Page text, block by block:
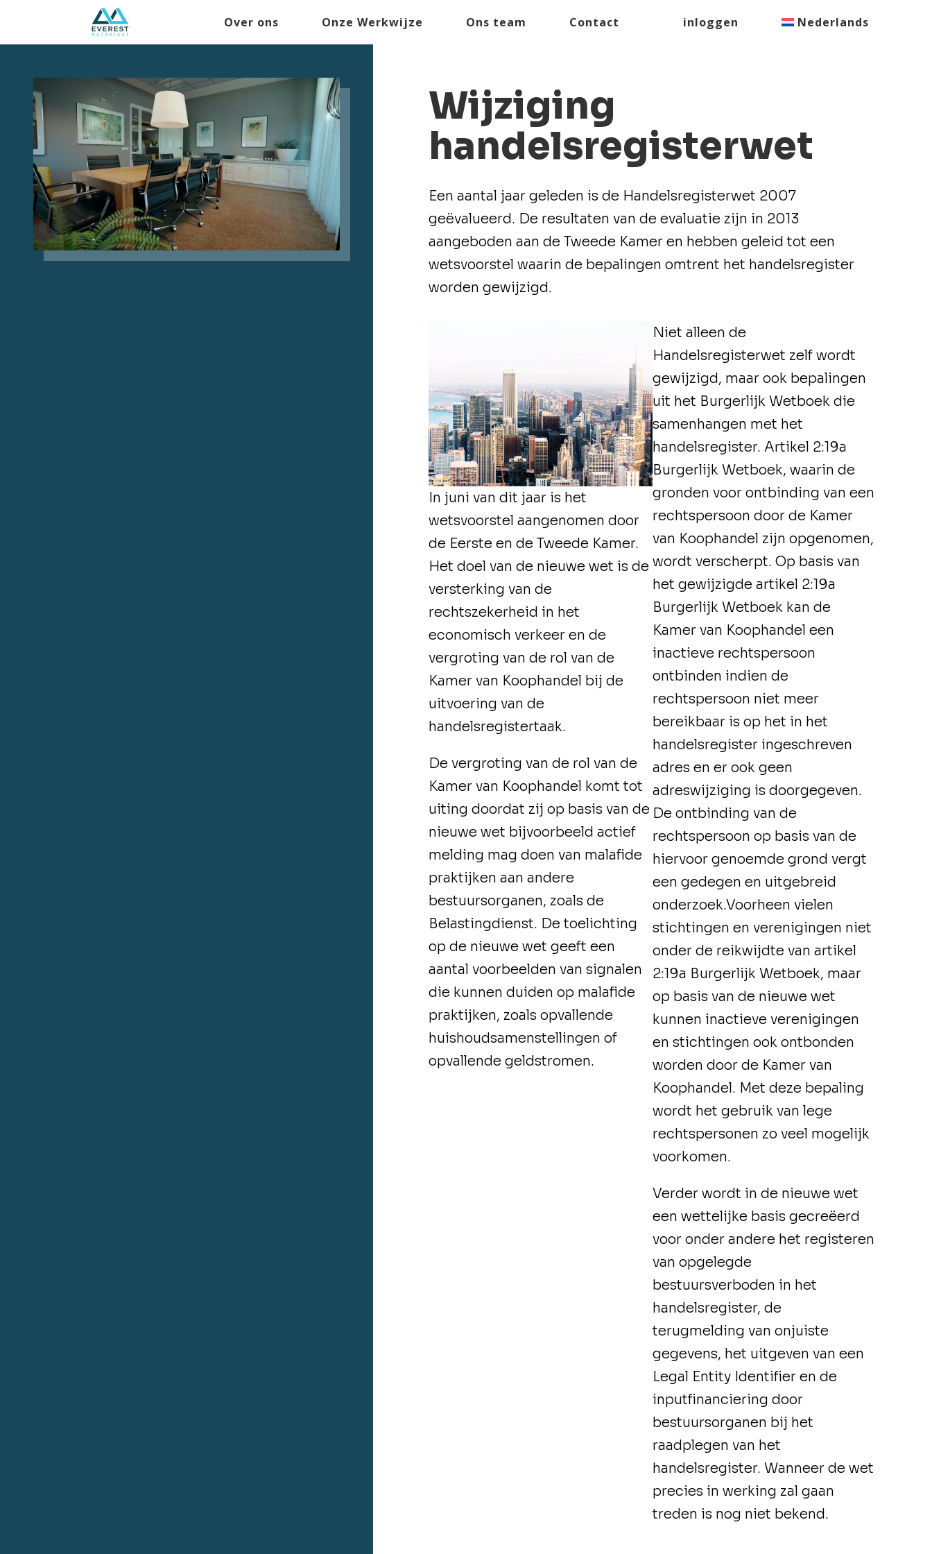
Over ons Onze Werkwijze Ons team Contact inloggen Nederlands
Wijziging
handelsregisterwet
Een aantal jaar geleden is de Handelsregisterwet 2007
geëvalueerd. De resultaten van de evaluatie zijn in 2013
aangeboden aan de Tweede Kamer en hebben geleid tot een
wetsvoorstel waarin de bepalingen omtrent het handelsregister
worden gewijzigd.
In juni van dit jaar is het
wetsvoorstel aangenomen door
de Eerste en de Tweede Kamer.
Het doel van de nieuwe wet is de
versterking van de
rechtszekerheid in het
economisch verkeer en de
vergroting van de rol van de
Kamer van Koophandel bij de
uitvoering van de
handelsregistertaak.
De vergroting van de rol van de
Kamer van Koophandel komt tot
uiting doordat zij op basis van de
nieuwe wet bijvoorbeeld actief
melding mag doen van malafide
praktijken aan andere
bestuursorganen, zoals de
Belastingdienst. De toelichting
op de nieuwe wet geeft een
aantal voorbeelden van signalen
die kunnen duiden op malafide
praktijken, zoals opvallende
huishoudsamenstellingen of
opvallende geldstromen.
Niet alleen de
Handelsregisterwet zelf wordt
gewijzigd, maar ook bepalingen
uit het Burgerlijk Wetboek die
samenhangen met het
handelsregister. Artikel 2:19a
Burgerlijk Wetboek, waarin de
gronden voor ontbinding van een
rechtspersoon door de Kamer
van Koophandel zijn opgenomen,
wordt verscherpt. Op basis van
het gewijzigde artikel 2:19a
Burgerlijk Wetboek kan de
Kamer van Koophandel een
inactieve rechtspersoon
ontbinden indien de
rechtspersoon niet meer
bereikbaar is op het in het
handelsregister ingeschreven
adres en er ook geen
adreswijziging is doorgegeven.
De ontbinding van de
rechtspersoon op basis van de
hiervoor genoemde grond vergt
een gedegen en uitgebreid
onderzoek.Voorheen vielen
stichtingen en verenigingen niet
onder de reikwijdte van artikel
2:19a Burgerlijk Wetboek, maar
op basis van de nieuwe wet
kunnen inactieve verenigingen
en stichtingen ook ontbonden
worden door de Kamer van
Koophandel. Met deze bepaling
wordt het gebruik van lege
rechtspersonen zo veel mogelijk
voorkomen.
Verder wordt in de nieuwe wet
een wettelijke basis gecreëerd
voor onder andere het registeren
van opgelegde
bestuursverboden in het
handelsregister, de
terugmelding van onjuiste
gegevens, het uitgeven van een
Legal Entity Identifier en de
inputfinanciering door
bestuursorganen bij het
raadplegen van het
handelsregister. Wanneer de wet
precies in werking zal gaan
treden is nog niet bekend.